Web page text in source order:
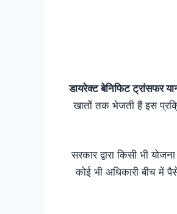
डायरेक्ट बेनिफिट ट्रांसफर
खातों तक भेजती हैं इस
सरकार द्वारा किसी भी
कोई भी अधिकारी बीच में